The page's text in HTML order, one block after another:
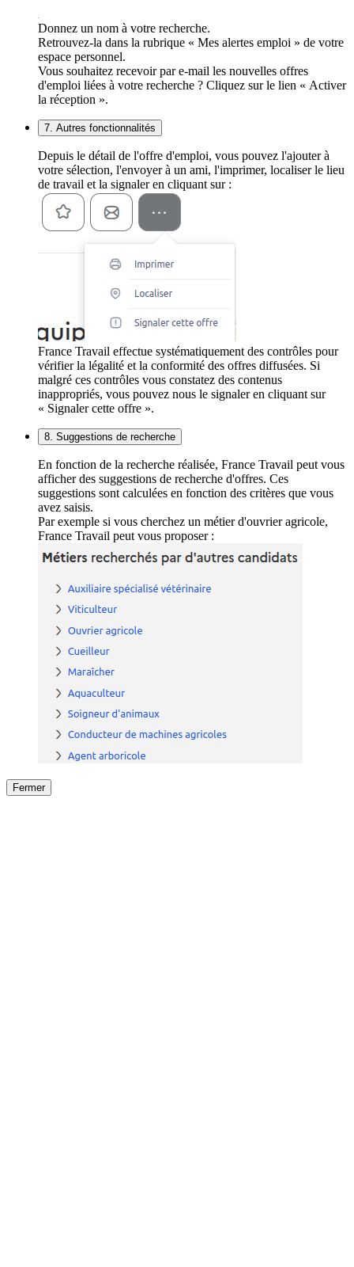
Donnez un nom à votre recherche.
Retrouvez-la dans la rubrique « Mes alertes emploi » de votre
espace personnel.
Vous souhaitez recevoir par e-mail les nouvelles offres
d'emploi liées à votre recherche ? Cliquez sur le lien « Activer
la réception ».
7. Autres fonctionnalités
Depuis le détail de l'offre d'emploi, vous pouvez l'ajouter à
votre sélection, l'envoyer à un ami, l'imprimer, localiser le lieu
de travail et la signaler en cliquant sur :
France Travail effectue systématiquement des contrôles pour
vérifier la légalité et la conformité des offres diffusées. Si
malgré ces contrôles vous constatez des contenus
inappropriés, vous pouvez nous le signaler en cliquant sur
« Signaler cette offre ».
8. Suggestions de recherche
En fonction de la recherche réalisée, France Travail peut vous
afficher des suggestions de recherche d'offres. Ces
suggestions sont calculées en fonction des critères que vous
avez saisis.
Par exemple si vous cherchez un métier d'ouvrier agricole,
France Travail peut vous proposer :
Fermer